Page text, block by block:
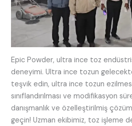
Epic Powder, ultra ince toz
deneyimi. Ultra ince tozun
teşvik edin, ultra ince tozun
sınıflandırılması ve modifikasyon
danışmanlık ve özelleştirilmiş
geçin! Uzman ekibimiz, toz işleme